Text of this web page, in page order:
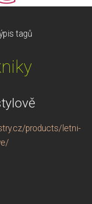
tagů
products/letni-